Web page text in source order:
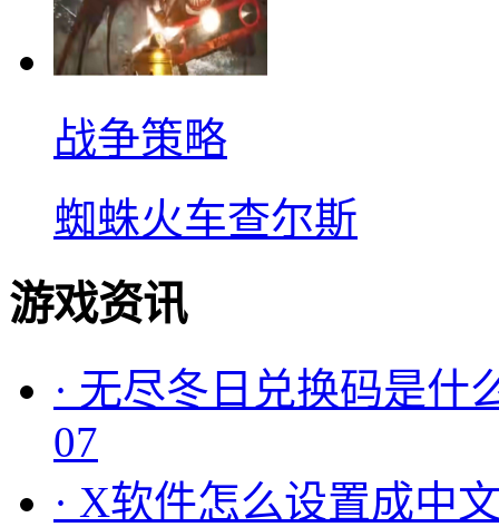
战争策略
蜘蛛火车查尔斯
游戏资讯
· 无尽冬日兑换码是什
07
· X软件怎么设置成中